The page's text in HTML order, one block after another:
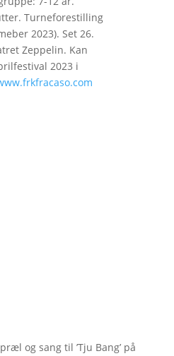
Turneforestilling
2023). Set 26.
Zeppelin. Kan
2023 i
og sang til ’Tju Bang’ på